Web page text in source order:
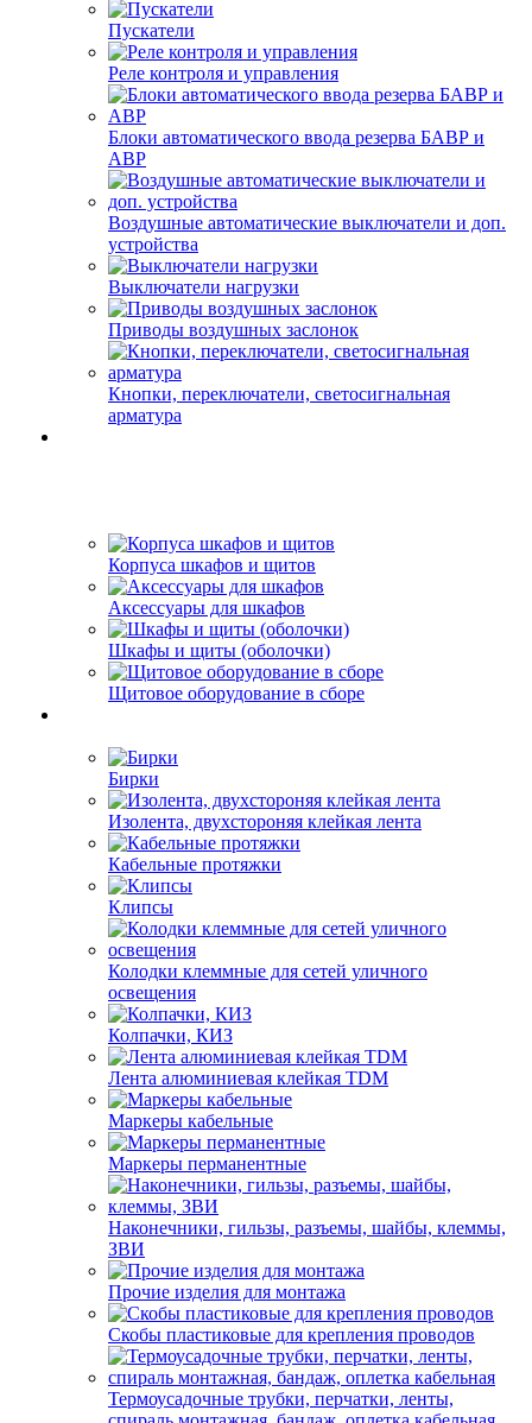
Пускатели
Реле контроля и управления
Блоки автоматического ввода резерва БАВР и
АВР
Воздушные автоматические выключатели и доп.
устройства
Выключатели нагрузки
Приводы воздушных заслонок
Кнопки, переключатели, светосигнальная
арматура
Корпуса шкафов и щитов
Аксессуары для шкафов
Шкафы и щиты (оболочки)
Щитовое оборудование в сборе
Бирки
Изолента, двухстороняя клейкая лента
Кабельные протяжки
Клипсы
Колодки клеммные для сетей уличного
освещения
Колпачки, КИЗ
Лента алюминиевая клейкая TDM
Маркеры кабельные
Маркеры перманентные
Наконечники, гильзы, разъемы, шайбы, клеммы,
ЗВИ
Прочие изделия для монтажа
Скобы пластиковые для крепления проводов
Термоусадочные трубки, перчатки, ленты,